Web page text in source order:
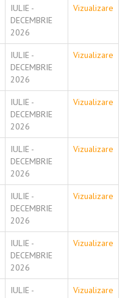
IULIE -
DECEMBRIE
2026
Vizualizare
IULIE -
DECEMBRIE
2026
Vizualizare
IULIE -
DECEMBRIE
2026
Vizualizare
IULIE -
DECEMBRIE
2026
Vizualizare
IULIE -
DECEMBRIE
2026
Vizualizare
IULIE -
DECEMBRIE
2026
Vizualizare
IULIE -
Vizualizare